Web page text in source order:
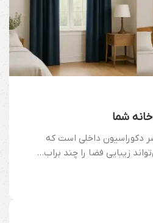
شما
دکوراسیون داخلی است که
زیبایی فضا را چند براب...